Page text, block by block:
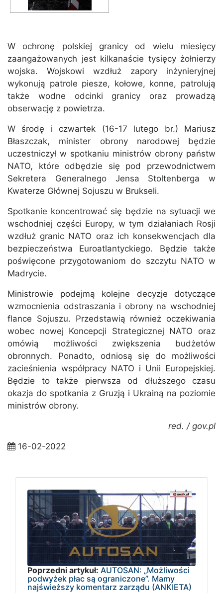
W ochronę polskiej granicy od wielu miesięcy
zaangażowanych jest kilkanaście tysięcy żołnierzy
wojska. Wojskowi wzdłuż zapory inżynieryjnej
wykonują patrole piesze, kołowe, konne, patrolują
także wodne odcinki granicy oraz prowadzą
obserwację z powietrza.
W środę i czwartek (16-17 lutego br.) Mariusz
Błaszczak, minister obrony narodowej będzie
uczestniczył w spotkaniu ministrów obrony państw
NATO, które odbędzie się pod przewodnictwem
Sekretera Generalnego Jensa Stoltenberga w
Kwaterze Głównej Sojuszu w Brukseli.
Spotkanie koncentrować się będzie na sytuacji we
wschodniej części Europy, w tym działaniach Rosji
wzdłuż granic NATO oraz ich konsekwencjach dla
bezpieczeństwa Euroatlantyckiego. Będzie także
poświęcone przygotowaniom do szczytu NATO w
Madrycie.
Ministrowie podejmą kolejne decyzje dotyczące
wzmocnienia odstraszania i obrony na wschodniej
flance Sojuszu. Przedstawią również oczekiwania
wobec nowej Koncepcji Strategicznej NATO oraz
omówią możliwości zwiększenia budżetów
obronnych. Ponadto, odniosą się do możliwości
zacieśnienia współpracy NATO i Unii Europejskiej.
Będzie to także pierwsza od dłuższego czasu
okazja do spotkania z Gruzją i Ukrainą na poziomie
ministrów obrony.
red. / gov.pl
16-02-2022
Poprzedni artykuł: AUTOSAN: „Możliwości
podwyżek płac są ograniczone”. Mamy
najświeższy komentarz zarządu (ANKIETA)